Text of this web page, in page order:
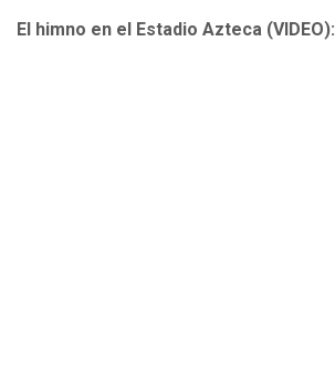
El himno en el Estadio Azteca (VIDEO):